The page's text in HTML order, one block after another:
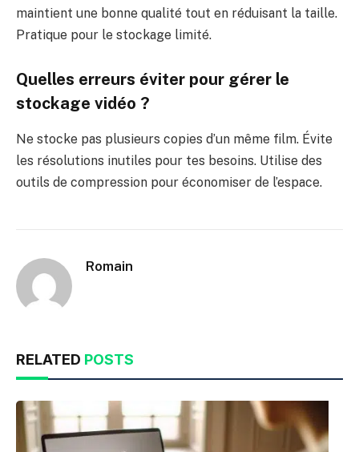
maintient une bonne qualité tout en réduisant la taille.
Pratique pour le stockage limité.
Quelles erreurs éviter pour gérer le
stockage vidéo ?
Ne stocke pas plusieurs copies d’un même film. Évite
les résolutions inutiles pour tes besoins. Utilise des
outils de compression pour économiser de l’espace.
Romain
RELATED POSTS